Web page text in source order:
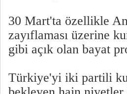
30 Mart'ta özellikle
zayıflaması üzerine
gibi açık olan bayat
Türkiye'yi iki partili